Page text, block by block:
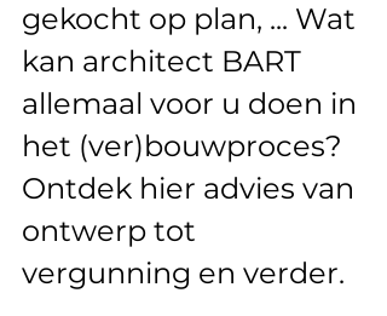
gekocht op plan, ... Wat
kan architect BART
allemaal voor u doen in
het (ver)bouwproces?
Ontdek hier advies van
ontwerp tot
vergunning en verder.